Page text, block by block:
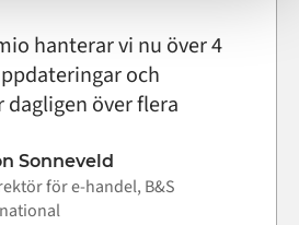
hanterar vi nu över 4
och
över flera
Sonneveld
för e-handel, B&S